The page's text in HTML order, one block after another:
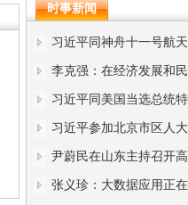
上的各个栏目的详细解释 [2022-04-
的常见问题 [2022-04-08 00:00:00]
04-08 00:00:00]
，请避免上当受骗 [2022-04-07
04-12 00:00:00]
03-11 00:00:00]
时事新闻
习近平同神舟十一号航
李克强：在经济发展和
习近平同美国当选总统
习近平参加北京市区人
尹蔚民在山东主持召开
张义珍：大数据应用正